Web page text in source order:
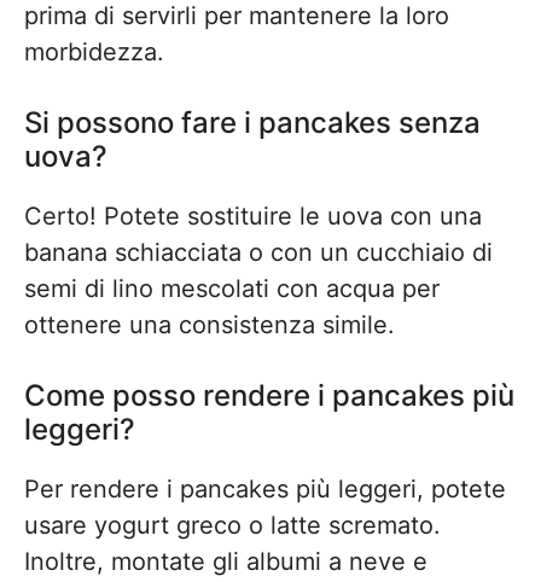
prima di servirli per mantenere la loro
morbidezza.
Si possono fare i pancakes senza
uova?
Certo! Potete sostituire le uova con una
banana schiacciata o con un cucchiaio di
semi di lino mescolati con acqua per
ottenere una consistenza simile.
Come posso rendere i pancakes più
leggeri?
Per rendere i pancakes più leggeri, potete
usare yogurt greco o latte scremato.
Inoltre, montate gli albumi a neve e